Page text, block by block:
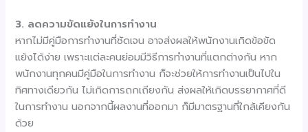
3. ลดความขัดแย้งในการทำงาน
หากไม่มีคู่มือการทำงานที่ชัดเจน อาจส่งผลให้พนักงานเกิดข้อขัด
แย้งได้ง่าย เพราะแต่ละคนย่อมมีวิธีการทำงานที่แตกต่างกัน หาก
พนักงานทุกคนมีคู่มือในการทำงาน ก็จะช่วยให้การทำงานเป็นไปใน
ทิศทางเดียวกัน ไม่เกิดการถกเถียงกัน ส่งผลให้เกิดบรรยากาศที่ดี
ในการทำงาน นอกจากนี้ผลงานที่ออกมา ก็มีมาตรฐานที่ใกล้เคียงกัน
ด้วย